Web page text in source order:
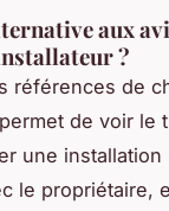
aux
?
références de
de voir le
une installation
le propriétaire,